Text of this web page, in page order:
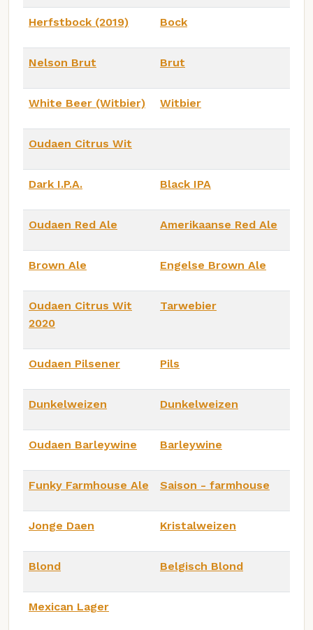
Herfstbock (2019) Bock
Nelson Brut Brut
White Beer (Witbier) Witbier
Oudaen Citrus Wit
Dark I.P.A. Black IPA
Oudaen Red Ale Amerikaanse Red Ale
Brown Ale Engelse Brown Ale
Oudaen Citrus Wit
2020
Tarwebier
Oudaen Pilsener Pils
Dunkelweizen Dunkelweizen
Oudaen Barleywine Barleywine
Funky Farmhouse Ale Saison - farmhouse
Jonge Daen Kristalweizen
Blond Belgisch Blond
Mexican Lager